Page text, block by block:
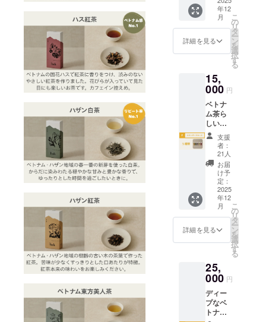
16:00(
場所：
Legacy
MGaller
y
Commu
ne, Yen
Tu
Ward,
Quảng
Ninh
200000,
Vietna
m 内
容：
Tinhの
ベトナ
ム茶4種
飲み比
べ、ホ
テルオ
リジナ
子2〜3
種 利用
方法：
hb1y7-
re@acc
or.com
ザンの
自然の
音源 お
地で収
録した
の音源
です。
瞑想や
ヨガ、
読書を
はじ
め、リ
ラック
スタイ
ムや移
動時間
のお供
に。 収
録時
供方
法：
記載し
たメー
ルをお
送りし
ます。
●お礼の
メール
茶葉3g
で1回分
お試し
けま
す。 ・
くま
で、煎
を重ね
てお楽
しみく
ださ
い。 ●
ベトナ
ム・ハ
ザンの
自然の
音源 お
茶の産
地で収
録した
のまま
の音源
ヨガ、
読書を
はじ
め、リ
ラック
スタイ
上のも
のをお
届けし
ます。
保存方
て、冷
暗所で
てくだ
さい。
飲み
方：各
パッ
ケージ
をご覧
くださ
い。 ・
茶葉3g
で1回分
お試し
けま
す。 ・
くま
で、煎
てお楽
しみく
ださ
みに！
内容
量：1箱
(種類に
葉10g〜
定) パッ
ケージ
サイ
ズ：
15x6x3
cm 原材
料：茶
(ベトナ
ム)、(茶
葉の種
類によ
り)花(ベ
トナム)
添加
物：無
し アレ
ルギー
し 賞味
期限：
上のも
のをお
届けし
ム・ハ
ザンの
自然の
音源、
お礼の
メール
りしま
す。
●Tinhの
ベトナ
ム茶×3
種類
【龍爪
／ドラ
ゴンク
ロー】
内容
量：1箱
(15g) 原
材料：
茶(ベト
ナム)
【ポメ
箱(15g)
原材
料：緑
茶 (ベト
ナム)、
ポメロ
年12
月
詳細を見る
こ
の
リ
タ
ー
ン
を
選
択
す
る
15,
000 円
ベトナ
ム茶ら
しい味
わいを
楽しめ
る！
Tinhの
ベトナ
ム茶×5
種類、
ベトナ
ム・ハ
ザンの
自然の
音源、
お礼の
をお送
りしま
す。
●Tinhの
ベトナ
ム茶×5
支援
者：
21人
お届
け予
定：
2025
年12
月
詳細を見る
こ
の
リ
タ
ー
ン
を
選
択
す
る
25,
000 円
ディー
プなベ
トナム